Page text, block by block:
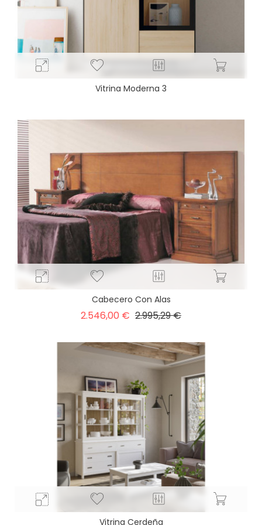
Vitrina Moderna 3
Cabecero Con Alas
2.546,00 € Precio
2.995,29 €Precio
Vitrina Cerdeña